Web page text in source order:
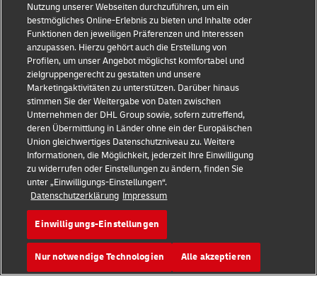
Nutzungsbedingungen
Datenschutzhinweis
Streitbeilegung
Barrierefreiheit
Weitere Informationen
Cookie-Einstellungen
Folge uns
2026 © - all rights reserved
Nutzung unserer Webseiten durchzuführen, um ein
bestmögliches Online-Erlebnis zu bieten und Inhalte oder
Funktionen den jeweiligen Präferenzen und Interessen
anzupassen. Hierzu gehört auch die Erstellung von
Profilen, um unser Angebot möglichst komfortabel und
zielgruppengerecht zu gestalten und unsere
Marketingaktivitäten zu unterstützen. Darüber hinaus
stimmen Sie der Weitergabe von Daten zwischen
Unternehmen der DHL Group sowie, sofern zutreffend,
deren Übermittlung in Länder ohne ein der Europäischen
Union gleichwertiges Datenschutzniveau zu. Weitere
Informationen, die Möglichkeit, jederzeit Ihre Einwilligung
zu widerrufen oder Einstellungen zu ändern, finden Sie
unter „Einwilligungs-Einstellungen“.
Datenschutzerklärung Impressum
Einwilligungs-Einstellungen
Nur notwendige Technologien Alle akzeptieren